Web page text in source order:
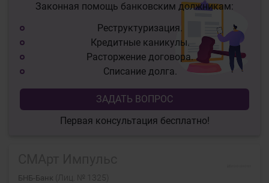
Законная помощь банковским должникам:
Реструктуризация.
Кредитные каникулы.
Расторжение договора.
Списание долга.
ЗАДАТЬ ВОПРОС
Первая консультация бесплатно!
БНБ-Банк (Лиц. № 1325)